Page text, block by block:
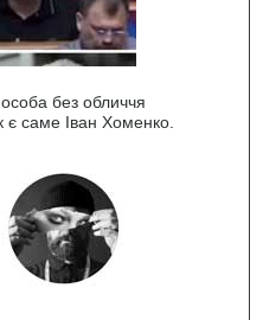
без обличчя
є саме Іван Хоменко.